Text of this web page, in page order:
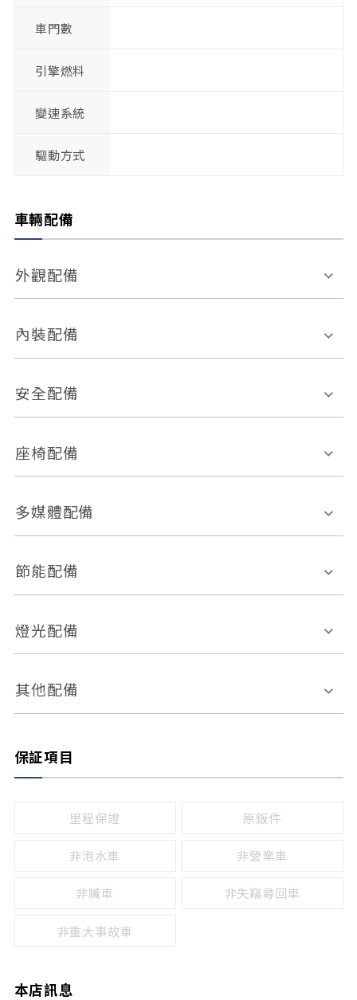
車門數
引擎燃料
變速系統
驅動方式
車輛配備
外觀配備
電動天窗
後視鏡方向指示燈
內裝配備
多功能方向盤
恆溫空調
安全配備
前座正面氣囊
ABS防鎖死
車道偏離警示
自動停車系統 盲點偵測系統
倒車雷達
座椅配備
皮椅
無
有
多媒體配備
外部音源接入
節能配備
引擎啟閉系統
燈光配備
感應頭燈
頭燈光源
其他配備
保証項目
里程保證 原鈑件
非泡水車 非營業車
非贓車 非失竊尋回車
非重大事故車
本店訊息